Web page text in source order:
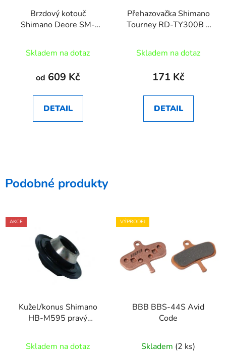
Brzdový kotouč
Shimano Deore SM-
Skladem na dotaz
od 609 Kč
DETAIL
Přehazovačka Shimano
Tourney RD-TY300B s
Skladem na dotaz
171 Kč
DETAIL
Podobné produkty
AKCE
Kužel/konus Shimano
HB-M595 pravý
Skladem na dotaz
VÝPRODEJ
BBB BBS-44S Avid
Code
Skladem (2 ks)